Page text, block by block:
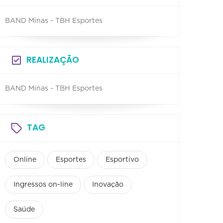
BAND Minas - TBH Esportes
REALIZAÇÃO
BAND Minas - TBH Esportes
TAG
Online Esportes Esportivo
Ingressos on-line Inovação
Saúde